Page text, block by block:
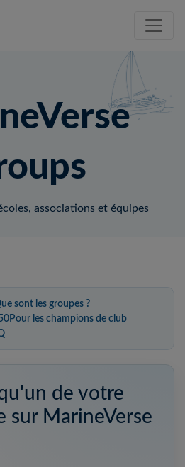
associations et équipes
sont les groupes ?
Pour les champions de club
de votre
sur MarineVerse